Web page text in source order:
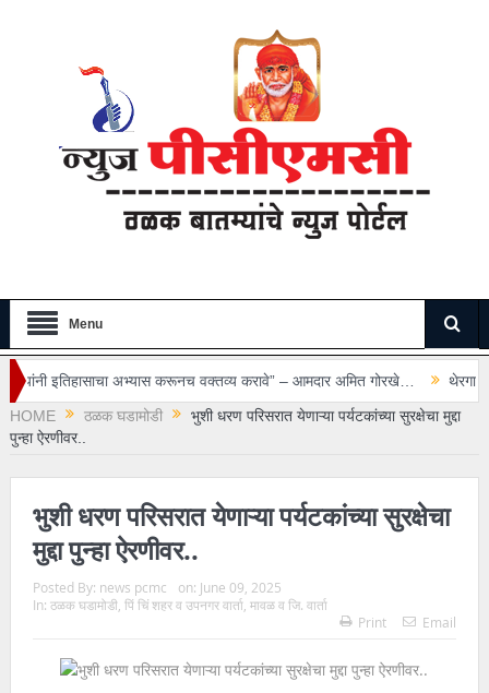
Menu
करूनच वक्तव्य करावे” – आमदार अमित गोरखे…
थेरगाव रुग्णालयातील सुरक्षा
HOME
ठळक घडामोडी
भुशी धरण परिसरात येणाऱ्या पर्यटकांच्या सुरक्षेचा मुद्दा
पुन्हा ऐरणीवर..
भुशी धरण परिसरात येणाऱ्या पर्यटकांच्या सुरक्षेचा
मुद्दा पुन्हा ऐरणीवर..
Posted By: news pcmc on: June 09, 2025
In: ठळक घडामोडी, पिं चिं शहर व उपनगर वार्ता, मावळ व जि. वार्ता
Print
Email